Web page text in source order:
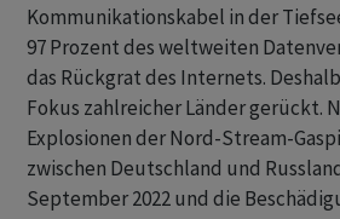
Kommunikationskabel in der
97 Prozent des weltweiten
das Rückgrat des Internets.
Fokus zahlreicher Länder gerückt.
Explosionen der Nord-Stream-
zwischen Deutschland und
September 2022 und die